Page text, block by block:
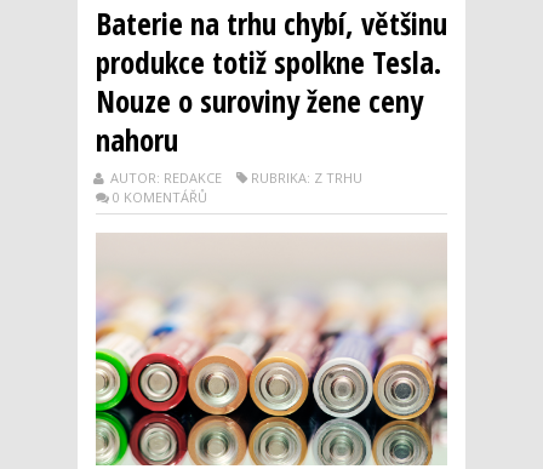
Baterie na trhu chybí, většinu
produkce totiž spolkne Tesla.
Nouze o suroviny žene ceny
nahoru
AUTOR: REDAKCE
RUBRIKA: Z TRHU
0 KOMENTÁŘŮ